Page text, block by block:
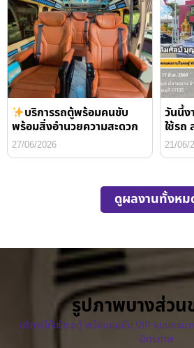
บริการรถตู้พร้อมคนขับ
พร้อมสิ่งอำนวยความสะดวก
27/06/2026
วันนี้ง
ใช้รถ
21/06/
ดูผลงานทั้งหม
รูปภาพบางส่วน
บริการให้เช่ารถตู้ พร้อมคนขับ VIP แบบครบ
มิตรภาพ